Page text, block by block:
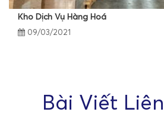
Kho Dịch Vụ Hàng Hoá
09/03/2021
Bài Viết